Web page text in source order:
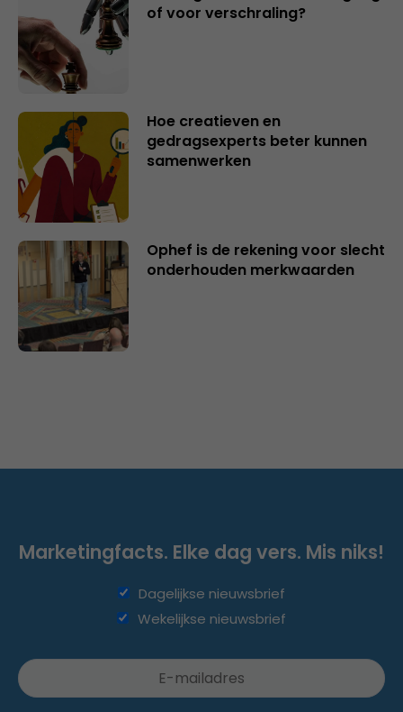
of voor verschraling?
Hoe creatieven en
gedragsexperts beter kunnen
samenwerken
Ophef is de rekening voor slecht
onderhouden merkwaarden
Marketingfacts. Elke dag vers. Mis niks!
Dagelijkse nieuwsbrief
Wekelijkse nieuwsbrief